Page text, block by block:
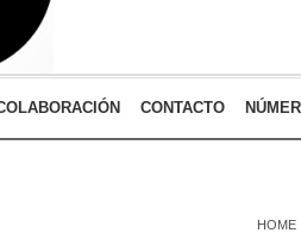
CONTACTO
HOME